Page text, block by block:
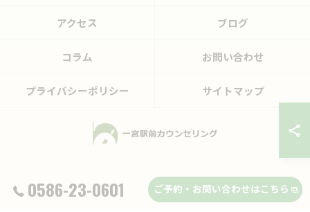
0586-23-0601 ご予約・お問い合わせはこちら
アクセス ブログ
コラム お問い合わせ
プライバシーポリシー サイトマップ
© 2026 愛知県一宮市のカウンセリングなら一宮駅前カウンセリング ALL RIGHTS
RESERVED.